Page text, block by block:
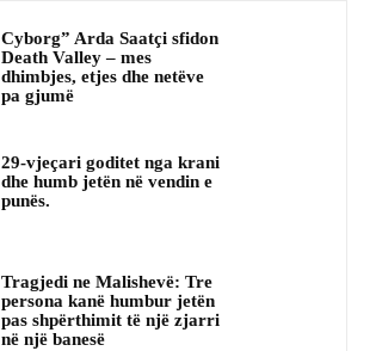
Cyborg” Arda Saatçi sfidon
Death Valley – mes
dhimbjes, etjes dhe netëve
pa gjumë
29-vjeçari goditet nga krani
dhe humb jetën në vendin e
punës.
Tragjedi ne Malishevë: Tre
persona kanë humbur jetën
pas shpërthimit të një zjarri
në një banesë